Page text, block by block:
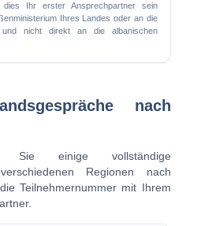
Ihr erster Ansprechpartner sein
Ihres Landes oder an die
und nicht direkt an die albanischen
nach
Sie einige vollständige
Regionen nach
Teilnehmernummer mit Ihrem